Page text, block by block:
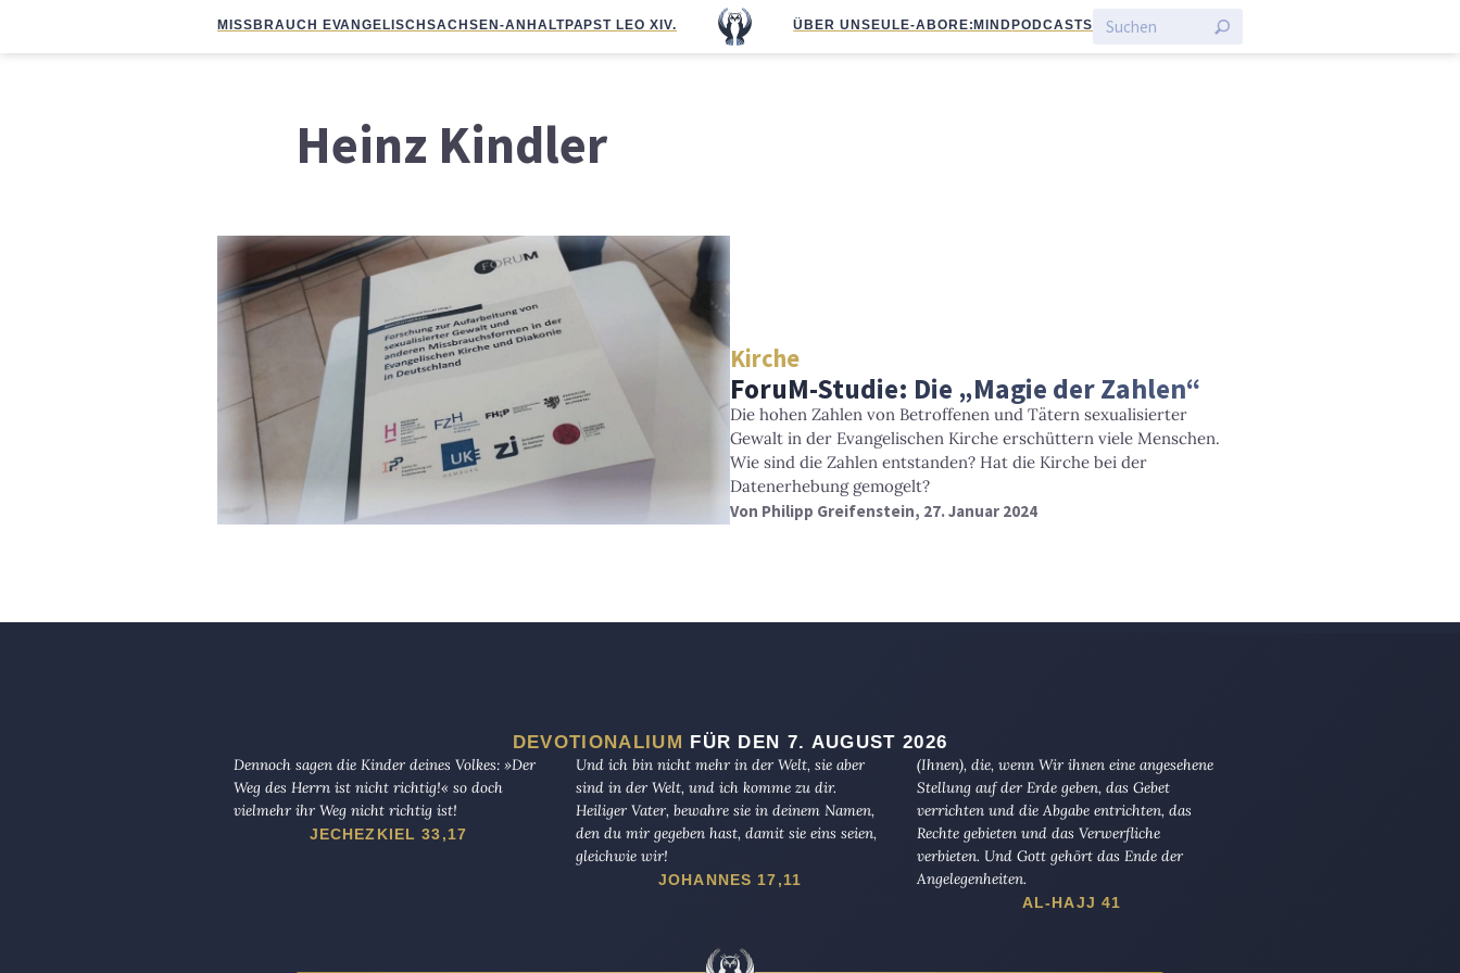
MISSBRAUCH EVANGELISCHSACHSEN-ANHALTPAPST LEO XIV. ÜBER UNS EULE-ABO RE:MIND PODCASTS
Heinz Kindler
Kirche
ForuM-Studie: Die „Magie der Zahlen“
Die hohen Zahlen von Betroffenen und Tätern sexualisierter
Gewalt in der Evangelischen Kirche erschüttern viele Menschen.
Wie sind die Zahlen entstanden? Hat die Kirche bei der
Datenerhebung gemogelt?
Von Philipp Greifenstein, 27. Januar 2024
DEVOTIONALIUM FÜR DEN 7. AUGUST 2026
Dennoch sagen die Kinder deines Volkes: »Der
Weg des Herrn ist nicht richtig!« so doch
vielmehr ihr Weg nicht richtig ist!
JECHEZKIEL 33,17
Und ich bin nicht mehr in der Welt, sie aber
sind in der Welt, und ich komme zu dir.
Heiliger Vater, bewahre sie in deinem Namen,
den du mir gegeben hast, damit sie eins seien,
gleichwie wir!
JOHANNES 17,11
(Ihnen), die, wenn Wir ihnen eine angesehene
Stellung auf der Erde geben, das Gebet
verrichten und die Abgabe entrichten, das
Rechte gebieten und das Verwerfliche
verbieten. Und Gott gehört das Ende der
Angelegenheiten.
AL-HAJJ 41